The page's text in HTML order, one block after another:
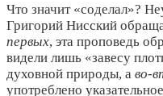
Что значит «соделал»?
Григорий Нисский
первых, эта проповедь
видели лишь «завесу
духовной природы, а во-
употреблено